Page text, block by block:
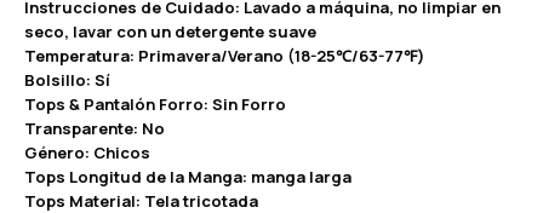
Instrucciones de Cuidado: Lavado a máquina, no limpiar en
seco, lavar con un detergente suave
Temperatura: Primavera/Verano (18-25℃/63-77℉)
Bolsillo: Sí
Tops & Pantalón Forro: Sin Forro
Transparente: No
Género: Chicos
Tops Longitud de la Manga: manga larga
Tops Material: Tela tricotada